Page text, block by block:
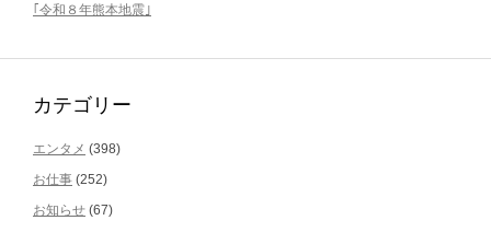
｢令和８年熊本地震｣
カテゴリー
エンタメ (398)
お仕事 (252)
お知らせ (67)